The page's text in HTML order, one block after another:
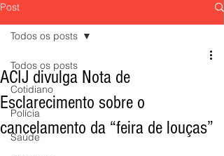
Post
Todos os posts
Cotidiano
Polícia
Saúde
Todos os posts
ACIJ divulga Nota de
Esclarecimento sobre o
cancelamento da “feira de louças”